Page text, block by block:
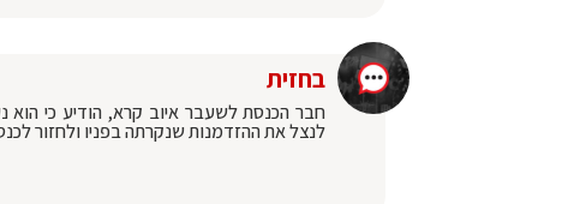
בחזית
חבר הכנסת לשעבר איוב קרא, הודיע כי הוא
לנצל את ההזדמנות שנקרתה בפניו ולחזור